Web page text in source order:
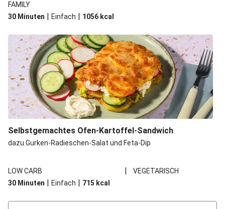
FAMILY
30 Minuten | Einfach | 1056 kcal
Selbstgemachtes Ofen-Kartoffel-Sandwich
dazu Gurken-Radieschen-Salat und Feta-Dip
LOW CARB |
VEGETARISCH
30 Minuten | Einfach | 715 kcal